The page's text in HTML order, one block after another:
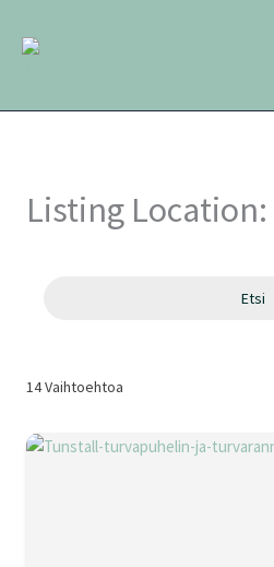
sisältöön
Listing Location:
Etsi
14Vaihtoehtoa